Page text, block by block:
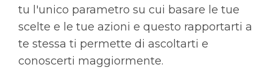
tu l'unico parametro su cui basare le tue
scelte e le tue azioni e questo rapportarti a
te stessa ti permette di ascoltarti e
conoscerti maggiormente.